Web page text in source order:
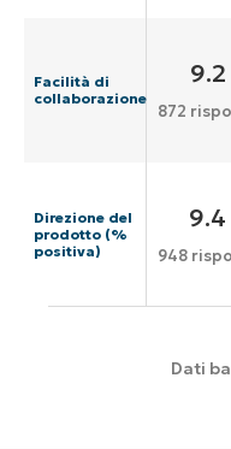
Facilità di
collaborazione
9.2
872
Direzione del
prodotto (%
positiva)
9.4
948
Dati